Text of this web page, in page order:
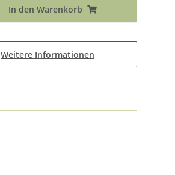
In den Warenkorb
Weitere Informationen